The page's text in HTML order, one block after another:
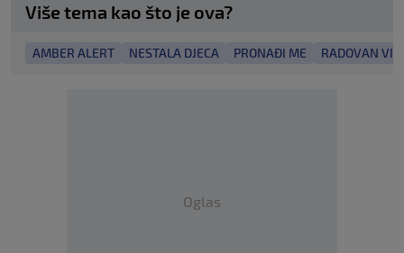
Više tema kao što je ova?
AMBER ALERT NESTALA DJECA PRONAĐI ME RADOVAN
Oglas